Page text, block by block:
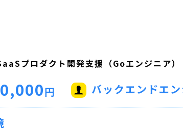
プロダクト開発支援（Goエンジニア）
円 バックエンドエ